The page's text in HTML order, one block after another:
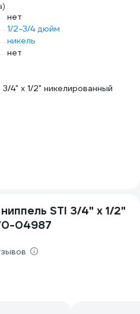
нет
1/2-3/4 дюйм
никель
нет
4" х 1/2" никелированный
STI 3/4" х 1/2"
04987